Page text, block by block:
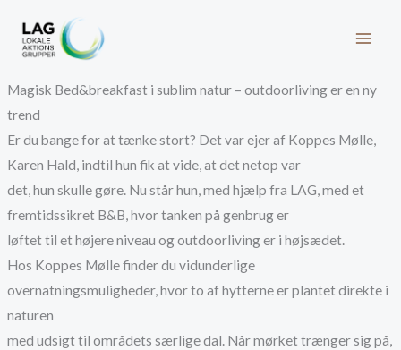
indholdet
Magisk Bed&breakfast i sublim natur – outdoorliving er en ny
trend
Er du bange for at tænke stort? Det var ejer af Koppes Mølle,
Karen Hald, indtil hun fik at vide, at det netop var
det, hun skulle gøre. Nu står hun, med hjælp fra LAG, med et
fremtidssikret B&B, hvor tanken på genbrug er
løftet til et højere niveau og outdoorliving er i højsædet.
Hos Koppes Mølle finder du vidunderlige
overnatningsmuligheder, hvor to af hytterne er plantet direkte i
naturen
med udsigt til områdets særlige dal. Når mørket trænger sig på,